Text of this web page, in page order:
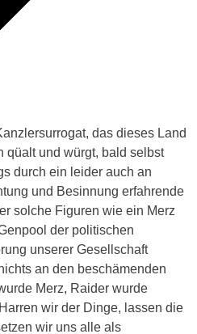
das dieses Land
qüalt und würgt, bald selbst
durch ein leider auch an
und Besinnung erfahrende
solche Figuren wie ein Merz
der politischen
unserer Gesellschaft
an den beschämenden
Merz, Raider wurde
wir der Dinge, lassen die
wir uns alle als